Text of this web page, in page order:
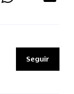
Seguir